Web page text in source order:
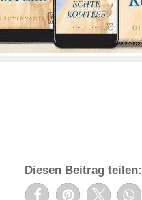
Diesen Beitrag teilen: